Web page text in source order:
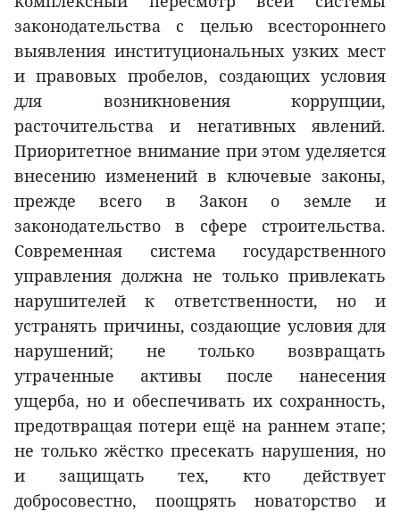
законодательства с целью всестороннего
выявления институциональных узких мест
и правовых пробелов, создающих условия
для возникновения коррупции,
расточительства и негативных явлений.
Приоритетное внимание при этом уделяется
внесению изменений в ключевые законы,
прежде всего в Закон о земле и
законодательство в сфере строительства.
Современная система государственного
управления должна не только привлекать
нарушителей к ответственности, но и
устранять причины, создающие условия для
нарушений; не только возвращать
утраченные активы после нанесения
ущерба, но и обеспечивать их сохранность,
предотвращая потери ещё на раннем этапе;
не только жёстко пресекать нарушения, но
и защищать тех, кто действует
добросовестно, поощрять новаторство и